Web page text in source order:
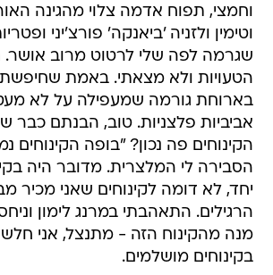
וחמצי, תפוח אדמה צלוי מהגינה
וטימין ולזניה 'ביאנקה' פורצ'יני
שגרמה לפה שלי לרטוט מרוב
הטעויות ולא מצאתי. באמת
בארוחת גורמה שמעפילה על לא
אביביות פלצניות. טוב, הבנתם כבר
הקינוחים פה נכון? "בופה הקינוחים
הסבירה לי המלצרית. מדובר היה
יחד, לא דומה לקינוחים שאני מכיר
הרגילים. התאהבתי במרנג לימון
מנה מהקינוח הזה - מתנצל, אני
בקינוחים מושלמים.